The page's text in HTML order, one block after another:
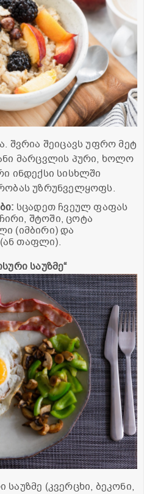
შვრია შეიცავს უფრო მეტ
მარცვლის პური, ხოლო
ინდექსი სისხლში
უზრუნველყოფს.
: სცადეთ ჩვეულ ფაფას
შტოში, ცოტა
(იმბირი) და
თაფლი).
საუზმე“
(კვერცხი, ბეკონი,